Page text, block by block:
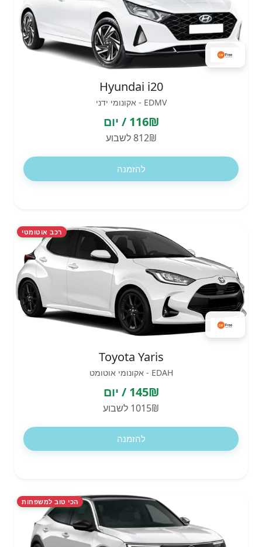
Hyundai i20
EDMV - אקונומי ידני
116₪ / יום
812₪ לשבוע
להזמנה
רכב אוטומטי
Toyota Yaris
EDAH - אקונומי אוטומט
145₪ / יום
1015₪ לשבוע
להזמנה
הכי טוב למשפחות